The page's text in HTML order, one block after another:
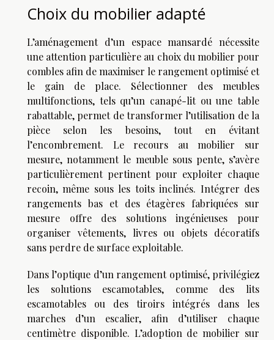
Choix du mobilier adapté
L’aménagement d’un espace mansardé nécessite
une attention particulière au choix du mobilier pour
combles afin de maximiser le rangement optimisé et
le gain de place. Sélectionner des meubles
multifonctions, tels qu’un canapé-lit ou une table
rabattable, permet de transformer l’utilisation de la
pièce selon les besoins, tout en évitant
l’encombrement. Le recours au mobilier sur
mesure, notamment le meuble sous pente, s’avère
particulièrement pertinent pour exploiter chaque
recoin, même sous les toits inclinés. Intégrer des
rangements bas et des étagères fabriquées sur
mesure offre des solutions ingénieuses pour
organiser vêtements, livres ou objets décoratifs
sans perdre de surface exploitable.
Dans l’optique d’un rangement optimisé, privilégiez
les solutions escamotables, comme des lits
escamotables ou des tiroirs intégrés dans les
marches d’un escalier, afin d’utiliser chaque
centimètre disponible. L’adoption de mobilier sur